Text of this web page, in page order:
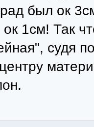
был ок
1см! Так
судя